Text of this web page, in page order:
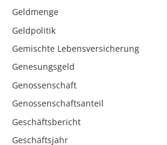
Geldmenge
Geldpolitik
Gemischte Lebensversicherung
Genesungsgeld
Genossenschaft
Genossenschaftsanteil
Geschäftsbericht
Geschäftsjahr